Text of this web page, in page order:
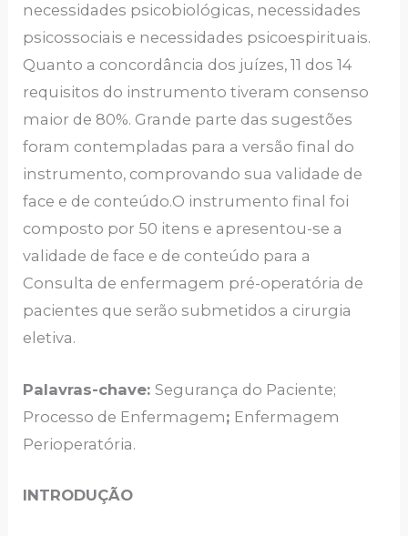
necessidades psicobiológicas, necessidades
psicossociais e necessidades psicoespirituais.
Quanto a concordância dos juízes, 11 dos 14
requisitos do instrumento tiveram consenso
maior de 80%. Grande parte das sugestões
foram contempladas para a versão final do
instrumento, comprovando sua validade de
face e de conteúdo.O instrumento final foi
composto por 50 itens e apresentou-se a
validade de face e de conteúdo para a
Consulta de enfermagem pré-operatória de
pacientes que serão submetidos a cirurgia
eletiva.
Palavras-chave:Segurança do Paciente;
Processo de Enfermagem; Enfermagem
Perioperatória.
INTRODUÇÃO